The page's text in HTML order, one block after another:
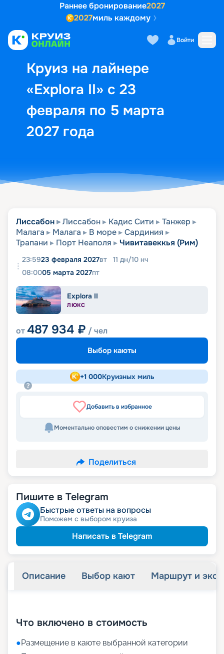
Раннее бронирование2027
2027миль каждому
Войти
Круиз на лайнере
«Explora II» с 23
февраля по 5 марта
2027 года
Выбор кают Маршрут и
Лиссабон Лиссабон Кадис Сити
Танжер
Малага
Малага В море
Сардиния
Трапани
Порт Неаполя Чивитавеккья (Рим)
23:5923 февраля 2027вт 11 дн/10 нч
08:0005 марта 2027пт
Explora II
ЛЮКС
от487 934 ₽ / чел
Выбор каюты
+1 000Круизных миль
Добавить в избранное
Моментально оповестим о снижении цены
Поделиться
Пишите в Telegram
Быстрые ответы на вопросы
Поможем с выбором круиза
Написать в Telegram
Описание Выбор кают Маршрут и
Что включено в стоимость
●Размещение в каюте выбранной категории